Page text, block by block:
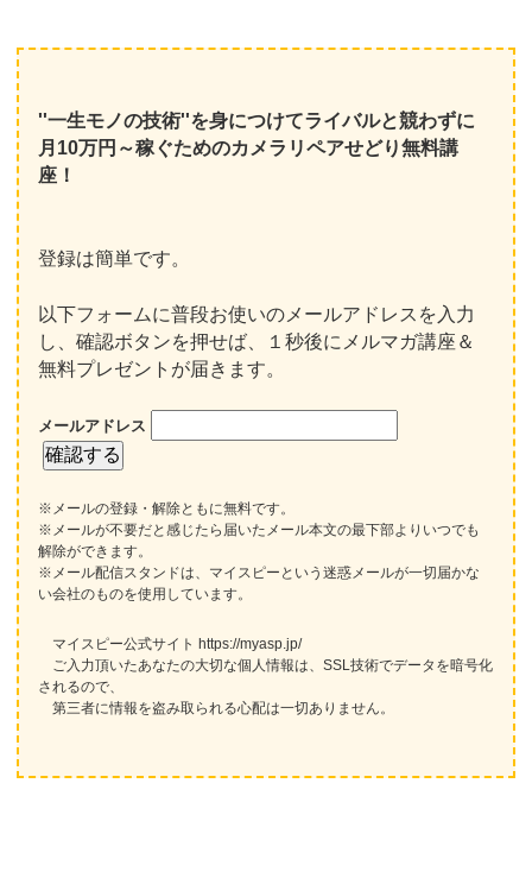
''一生モノの技術''を身につけてライバルと競わずに
月10万円～稼ぐためのカメラリペアせどり無料講
座！
登録は簡単です。
以下フォームに普段お使いのメールアドレスを入力
し、確認ボタンを押せば、１秒後にメルマガ講座＆
無料プレゼントが届きます。
メールアドレス
※メールの登録・解除ともに無料です。
※メールが不要だと感じたら届いたメール本文の最下部よりいつでも
解除ができます。
※メール配信スタンドは、マイスピーという迷惑メールが一切届かな
い会社のものを使用しています。
マイスピー公式サイト https://myasp.jp/
ご入力頂いたあなたの大切な個人情報は、SSL技術でデータを暗号化
されるので、
第三者に情報を盗み取られる心配は一切ありません。